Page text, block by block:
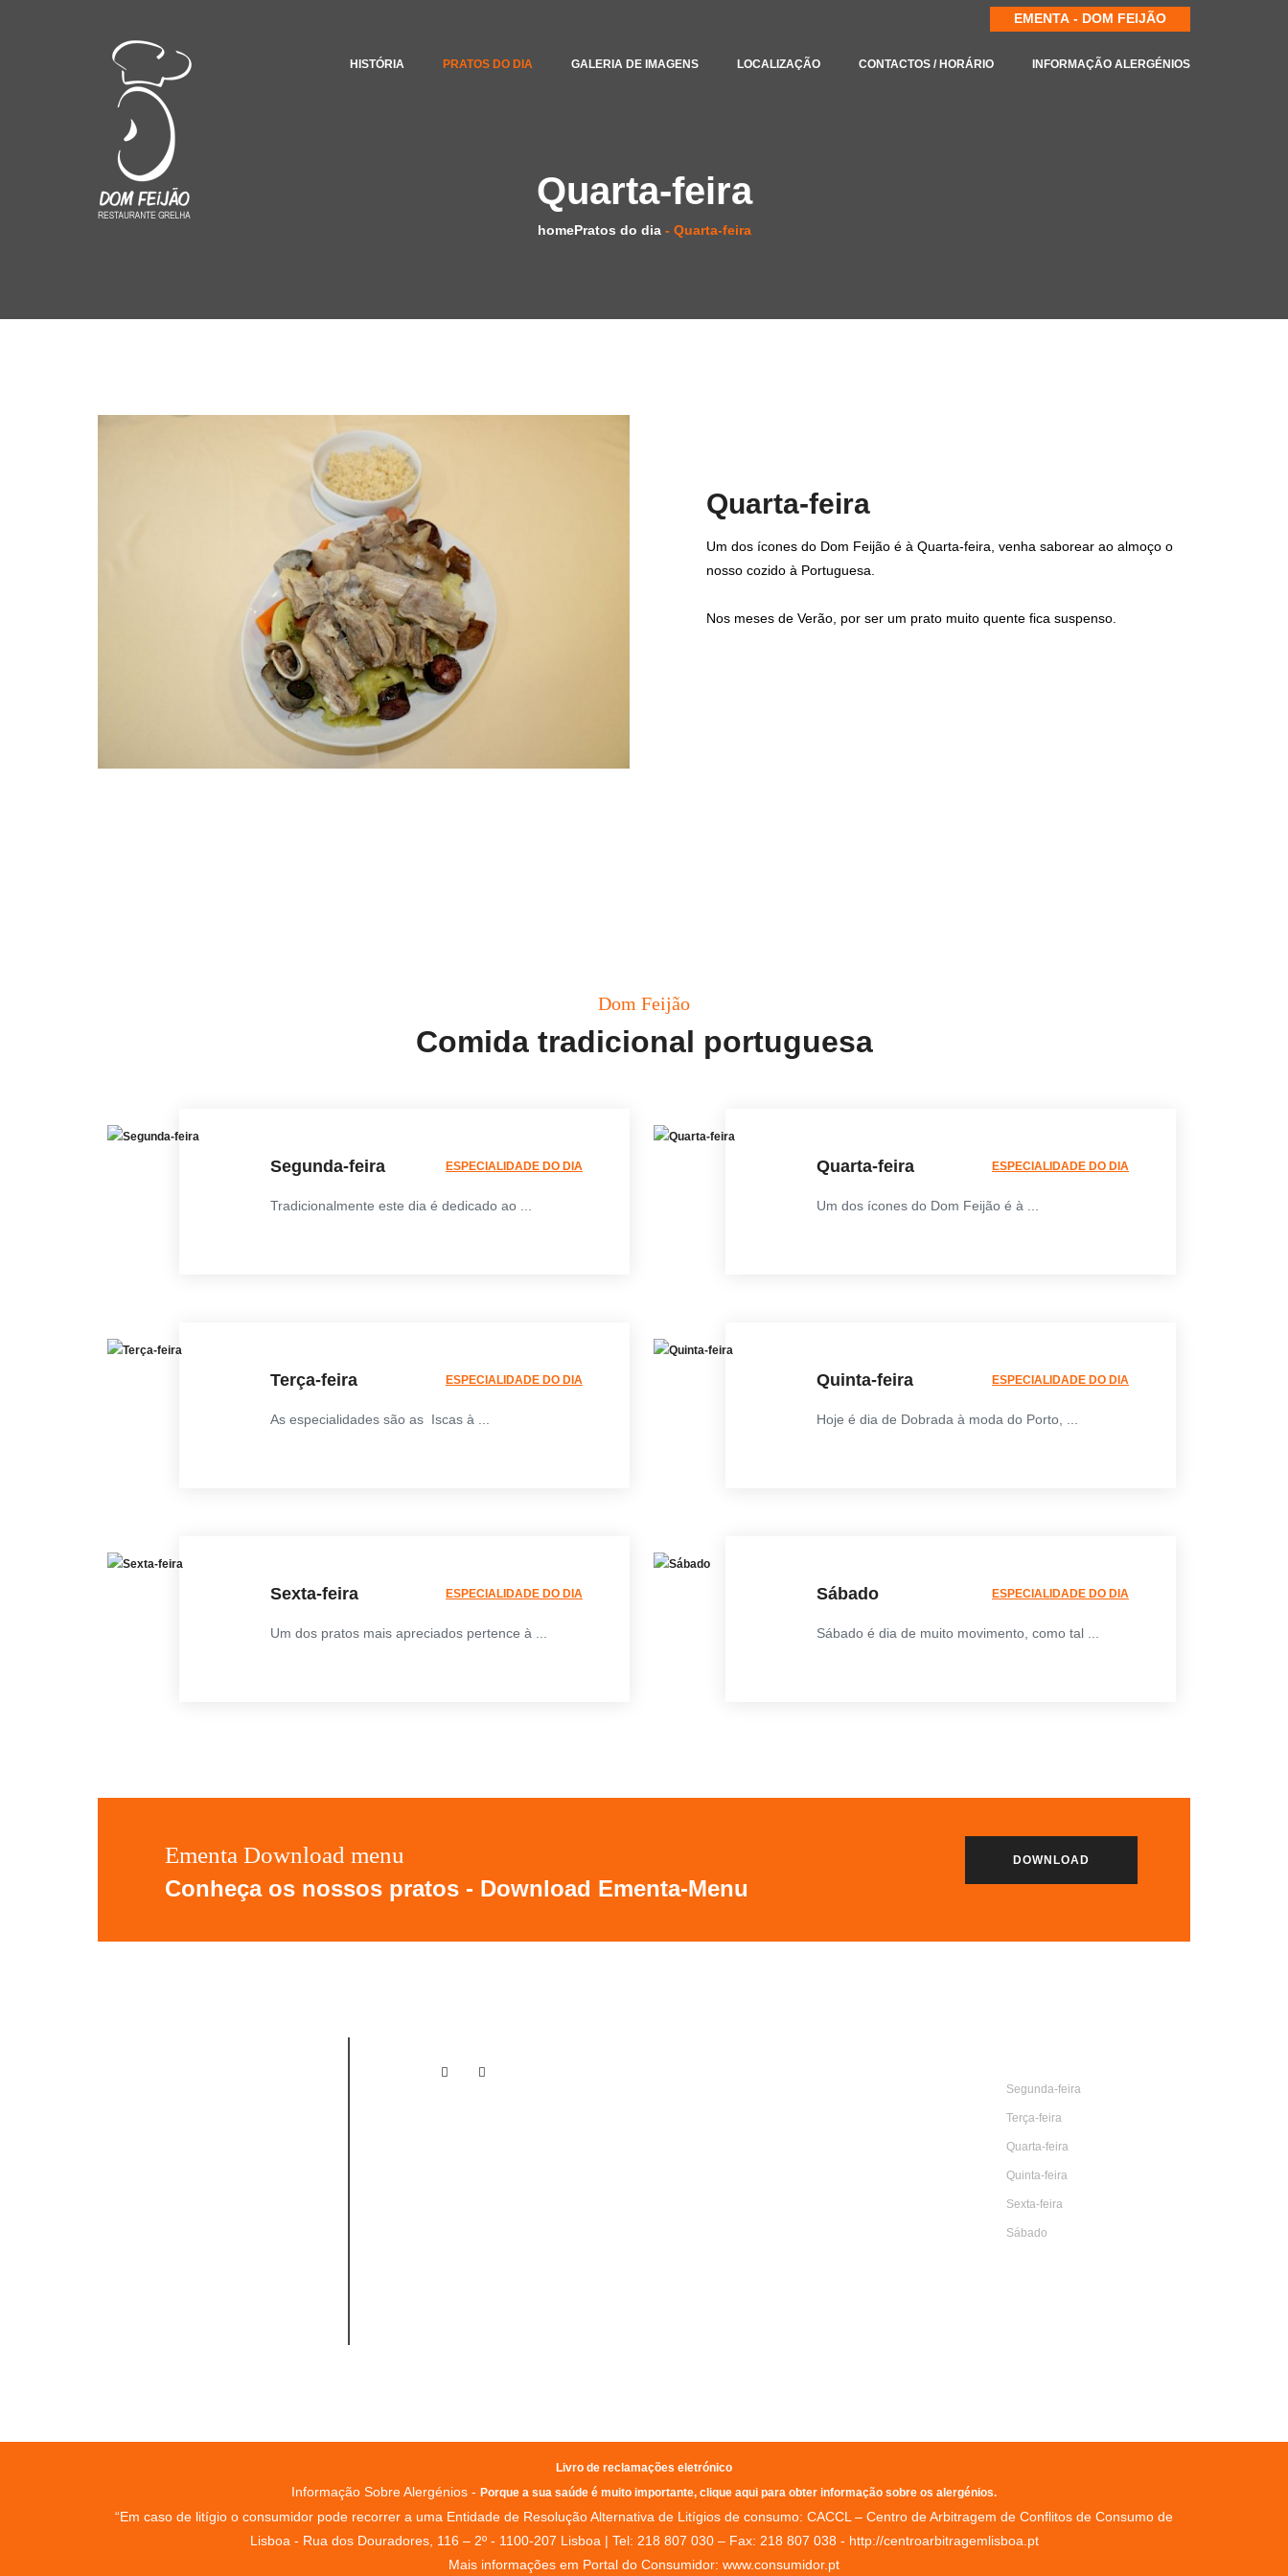
EMENTA - DOM FEIJÃO
HISTÓRIA PRATOS DO DIA GALERIA DE IMAGENS LOCALIZAÇÃO CONTACTOS / HORÁRIO INFORMAÇÃO ALERGÉNIOS
Quarta-feira
homePratos do dia- Quarta-feira
Quarta-feira
Um dos ícones do Dom Feijão é à Quarta-feira, venha saborear ao almoço o
nosso cozido à Portuguesa.
Nos meses de Verão, por ser um prato muito quente fica suspenso.
Dom Feijão
Comida tradicional portuguesa
Segunda-feira ESPECIALIDADE DO DIA
Tradicionalmente este dia é dedicado ao ...
Quarta-feira ESPECIALIDADE DO DIA
Um dos ícones do Dom Feijão é à ...
Terça-feira ESPECIALIDADE DO DIA
As especialidades são as Iscas à ...
Quinta-feira ESPECIALIDADE DO DIA
Hoje é dia de Dobrada à moda do Porto, ...
Sexta-feira ESPECIALIDADE DO DIA
Um dos pratos mais apreciados pertence à ...
Sábado ESPECIALIDADE DO DIA
Sábado é dia de muito movimento, como tal ...
Ementa Download menu
Conheça os nossos pratos - Download Ementa-Menu
DOWNLOAD
Segunda-feira
Terça-feira
Quarta-feira
Quinta-feira
Sexta-feira
Sábado
Livro de reclamações eletrónico
Informação Sobre Alergénios - Porque a sua saúde é muito importante, clique aqui para obter informação sobre os alergénios.
“Em caso de litígio o consumidor pode recorrer a uma Entidade de Resolução Alternativa de Litígios de consumo: CACCL – Centro de Arbitragem de Conflitos de Consumo de
Lisboa - Rua dos Douradores, 116 – 2º - 1100-207 Lisboa | Tel: 218 807 030 – Fax: 218 807 038 - http://centroarbitragemlisboa.pt
Mais informações em Portal do Consumidor: www.consumidor.pt